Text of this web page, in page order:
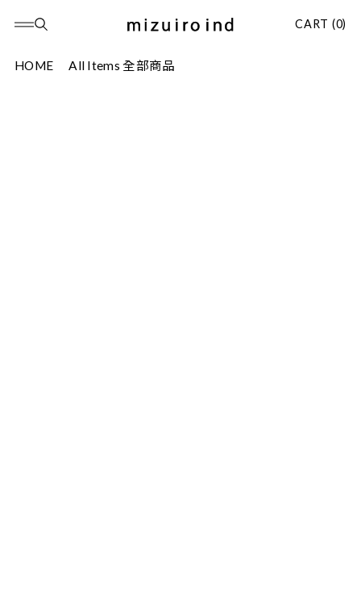
CART (0)
HOME All Items 全部商品